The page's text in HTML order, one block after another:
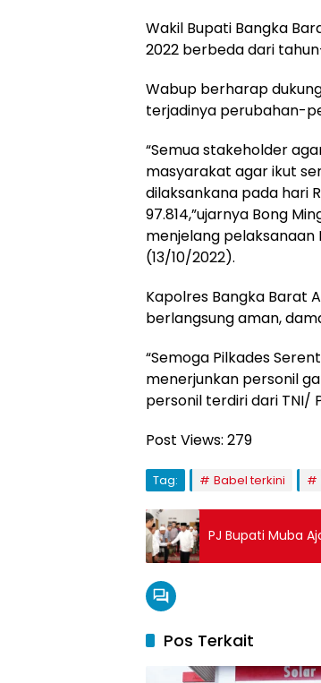
Wakil Bupati Bangka
2022 berbeda dari
Wabup berharap
terjadinya perubahan-
“Semua stakeholder
masyarakat agar ikut
dilaksankana pada hari
97.814,”ujarnya Bong
menjelang pelaksanaan
(13/10/2022).
Kapolres Bangka Barat
berlangsung aman,
“Semoga Pilkades
menerjunkan personil
personil terdiri dari TNI/
Post Views: 279
Tag: Babel terkini
PJ Bupati Muba
Pos Terkait